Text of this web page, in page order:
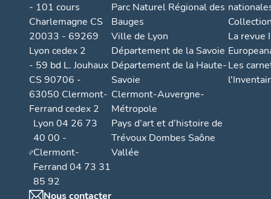
- 101 cours
Charlemagne CS
20033 - 69269
Lyon cedex 2
- 59 bd L. Jouhaux
CS 90706 -
63050 Clermont-
Ferrand cedex 2
Lyon 04 26 73
40 00 -
Clermont-
Ferrand 04 73 31
85 92
Nous contacter
Parc Naturel Régional des
Bauges
Ville de Lyon
Département de la Savoie
Département de la Haute-
Savoie
Clermont-Auvergne-
Métropole
Pays d’art et d’histoire de
Trévoux Dombes Saône
Vallée
La revue
Les